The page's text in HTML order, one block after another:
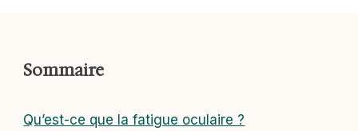
Sommaire
Qu’est-ce que la fatigue oculaire ?